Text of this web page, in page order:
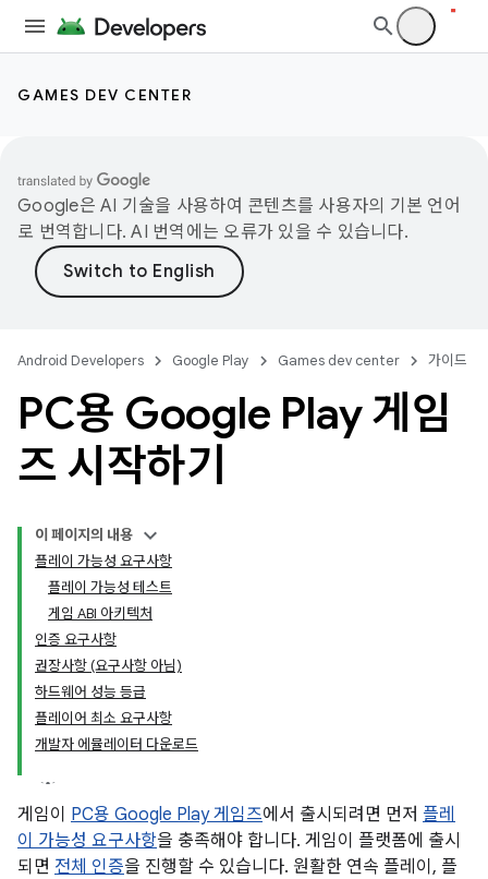
GAMES DEV CENTER
Google은 AI 기술을 사용하여 콘텐츠를 사용자의 기본 언어
로 번역합니다. AI 번역에는 오류가 있을 수 있습니다.
Android Developers Google Play Games dev center 가이드
PC용 Google Play 게임
즈 시작하기
이 페이지의 내용
플레이 가능성 요구사항
플레이 가능성 테스트
게임 ABI 아키텍처
인증 요구사항
권장사항 (요구사항 아님)
하드웨어 성능 등급
플레이어 최소 요구사항
개발자 에뮬레이터 다운로드
게임이 PC용 Google Play 게임즈에서 출시되려면 먼저 플레
이 가능성 요구사항을 충족해야 합니다. 게임이 플랫폼에 출시
되면 전체 인증을 진행할 수 있습니다. 원활한 연속 플레이, 플